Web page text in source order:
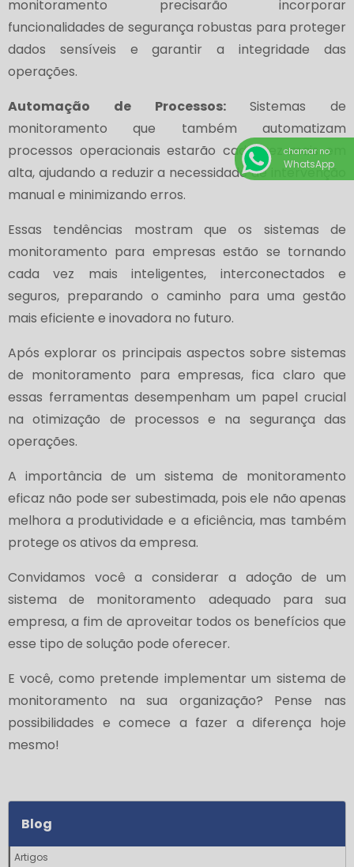
monitoramento precisarão incorporar
funcionalidades de segurança robustas para proteger
dados sensíveis e garantir a integridade das
operações.
Automação de Processos:Sistemas de
monitoramento que também automatizam
processos operacionais estarão cada vez mais em
alta, ajudando a reduzir a necessidade de intervenção
manual e minimizando erros.
Essas tendências mostram que os sistemas de
monitoramento para empresas estão se tornando
cada vez mais inteligentes, interconectados e
seguros, preparando o caminho para uma gestão
mais eficiente e inovadora no futuro.
Após explorar os principais aspectos sobre sistemas
de monitoramento para empresas, fica claro que
essas ferramentas desempenham um papel crucial
na otimização de processos e na segurança das
operações.
A importância de um sistema de monitoramento
eficaz não pode ser subestimada, pois ele não apenas
melhora a produtividade e a eficiência, mas também
protege os ativos da empresa.
Convidamos você a considerar a adoção de um
sistema de monitoramento adequado para sua
empresa, a fim de aproveitar todos os benefícios que
esse tipo de solução pode oferecer.
E você, como pretende implementar um sistema de
monitoramento na sua organização? Pense nas
possibilidades e comece a fazer a diferença hoje
mesmo!
Blog
Artigos
chamar no
WhatsApp